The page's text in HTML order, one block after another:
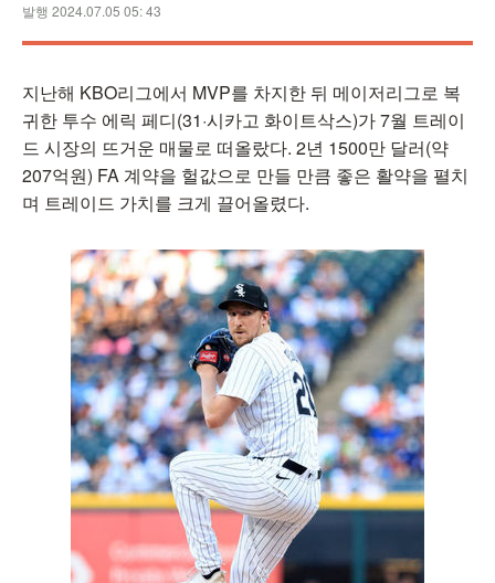
발행 2024.07.05 05: 43
지난해 KBO리그에서 MVP를 차지한 뒤 메이저리그로 복
귀한 투수 에릭 페디(31·시카고 화이트삭스)가 7월 트레이
드 시장의 뜨거운 매물로 떠올랐다. 2년 1500만 달러(약
207억원) FA 계약을 헐값으로 만들 만큼 좋은 활약을 펼치
며 트레이드 가치를 크게 끌어올렸다.